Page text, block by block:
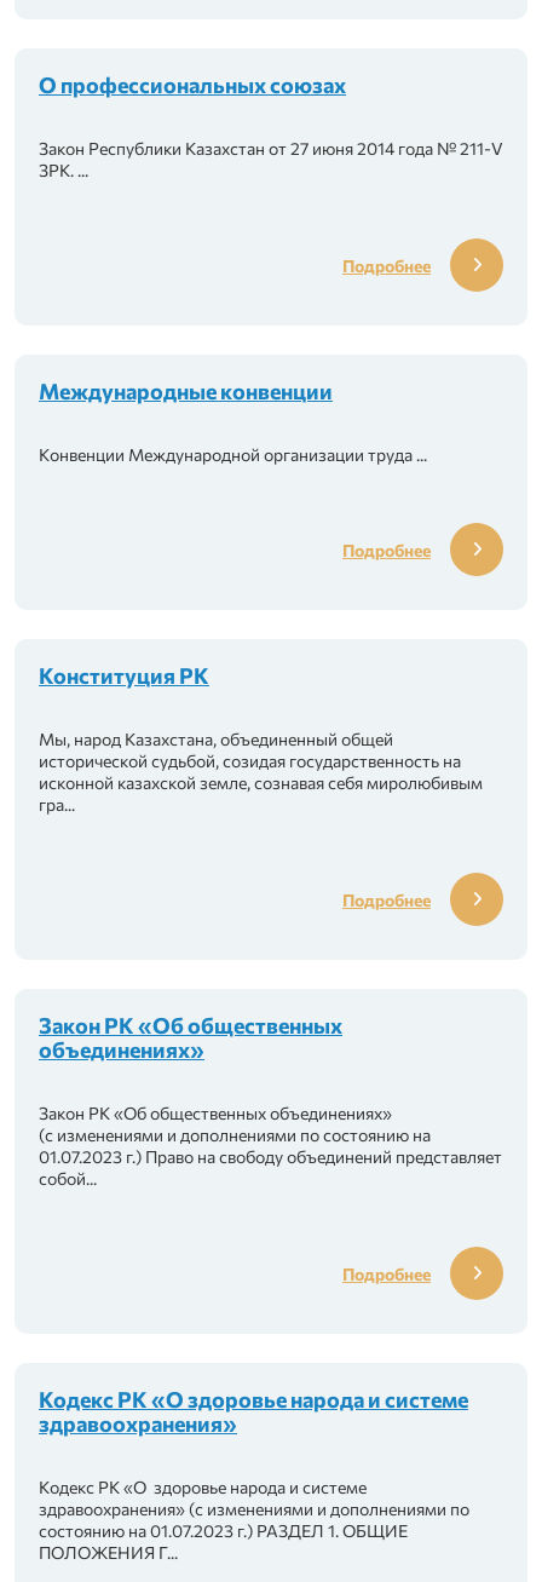
союзах»
здравоохранения «DENSAULYQ»
союз «KELESHEK»
здравоохранения «Almaty-QM»
О профессиональных союзах
Закон Республики Казахстан от 27 июня 2014 года № 211-V
ЗРК. ...
Подробнее
Международные конвенции
Конвенции Международной организации труда ...
Подробнее
Конституция РК
Мы, народ Казахстана, объединенный общей
исторической судьбой, созидая государственность на
исконной казахской земле, сознавая себя миролюбивым
гра...
Подробнее
Закон РК «Об общественных
объединениях»
Закон РК «Об общественных объединениях»
(с изменениями и дополнениями по состоянию на
01.07.2023 г.) Право на свободу объединений представляет
собой...
Подробнее
Кодекс РК «О здоровье народа и системе
здравоохранения»
Кодекс РК «О здоровье народа и системе
здравоохранения» (с изменениями и дополнениями по
состоянию на 01.07.2023 г.) РАЗДЕЛ 1. ОБЩИЕ
ПОЛОЖЕНИЯ Г...